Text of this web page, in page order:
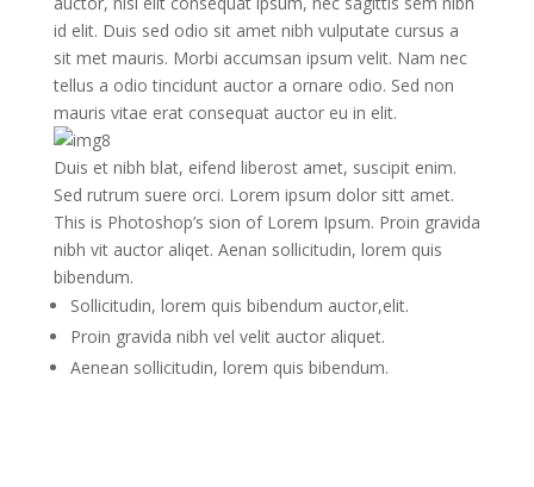
id elit. Duis sed odio sit amet nibh vulputate cursus a
sit met mauris. Morbi accumsan ipsum velit. Nam nec
tellus a odio tincidunt auctor a ornare odio. Sed non
mauris vitae erat consequat auctor eu in elit.
Duis et nibh blat, eifend liberost amet, suscipit enim.
Sed rutrum suere orci. Lorem ipsum dolor sitt amet.
This is Photoshop’s sion of Lorem Ipsum. Proin gravida
nibh vit auctor aliqet. Aenan sollicitudin, lorem quis
bibendum.
Sollicitudin, lorem quis bibendum auctor,elit.
Proin gravida nibh vel velit auctor aliquet.
Aenean sollicitudin, lorem quis bibendum.